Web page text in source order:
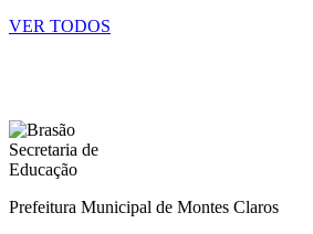
VER TODOS
Prefeitura Municipal de Montes Claros